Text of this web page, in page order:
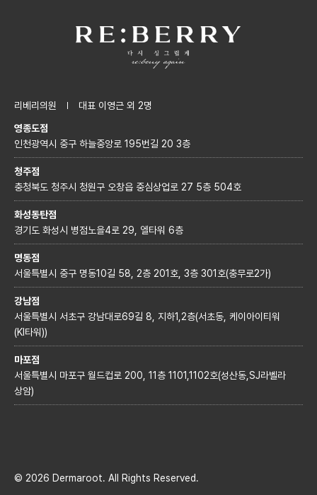
리베리의원
대표 이영근 외 2명
영종도점
인천광역시 중구 하늘중앙로 195번길 20 3층
청주점
충청북도 청주시 청원구 오창읍 중심상업로 27 5층 504호
화성동탄점
경기도 화성시 병점노을4로 29, 엘타워 6층
명동점
서울특별시 중구 명동10길 58, 2층 201호, 3층 301호(충무로2가)
강남점
서울특별시 서초구 강남대로69길 8, 지하1,2층(서초동, 케이아이티워
(KI타워))
마포점
서울특별시 마포구 월드컵로 200, 11층 1101,1102호(성산동,SJ라벨라
상암)
© 2026 Dermaroot. All Rights Reserved.